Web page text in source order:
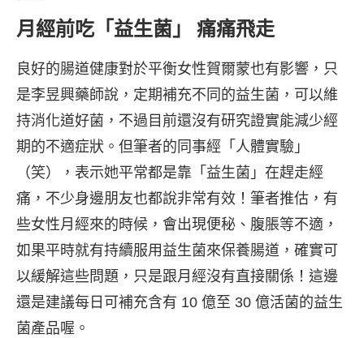
月經前吃「益生菌」 痛痛飛走
良好的腸道健康對於平衡女性賀爾蒙也有影響，只
是李昱興藥師說，定期補充不同的益生菌，可以維
持消化道好菌，不過目前還沒有研究證實能減少經
期的不適症狀。但筆者的同事經「人體實驗」
（笑），表示她平常都是靠「益生菌」在趕走經
痛，不少身邊朋友也都說非常有效！筆者推估，有
些女性月經來的時候，會出現便秘、腹脹等不適，
如果平時就有持續服用益生菌來保養腸道，確實可
以緩解這些問題，只是跟月經沒有直接關係！這邊
還是建議每日可補充含有 10 億至 30 億活菌的益生
菌產品喔。